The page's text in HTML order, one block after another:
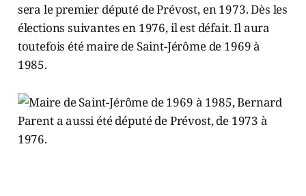
sera le premier député de Prévost, en 1973. Dès les
élections suivantes en 1976, il est défait. Il aura
toutefois été maire de Saint-Jérôme de 1969 à
1985.